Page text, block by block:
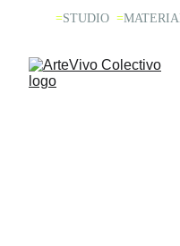
=STUDIO =